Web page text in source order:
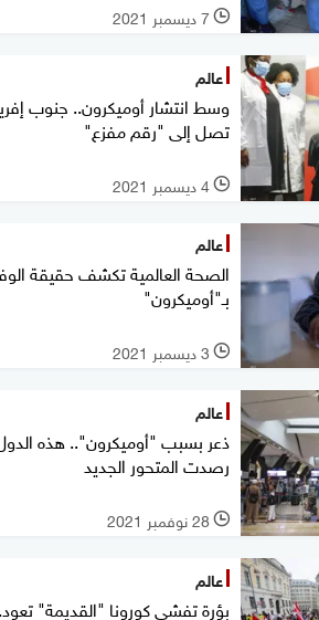
l 7 ديسمبر 2021
عالم
وسط انتشار أوميكرون.. جنوب
تصل إلى "رقم مفزع"
l 4 ديسمبر 2021
عالم
الصحة العالمية تكشف حقيقة
بـ"أوميكرون"
l 3 ديسمبر 2021
عالم
ذعر بسبب "أوميكرون".. هذه
رصدت المتحور الجديد
l 28 نوفمبر 2021
عالم
بؤرة تفشي كورونا "القديمة"